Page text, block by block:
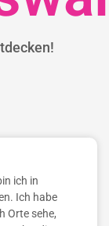
ich in
Ich habe
Orte sehe,